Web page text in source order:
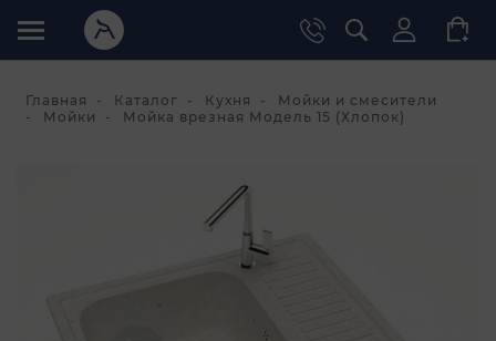
Главная Каталог Кухня
Мойки и смесители
Мойки
Мойка врезная Модель 15 (Хлопок)